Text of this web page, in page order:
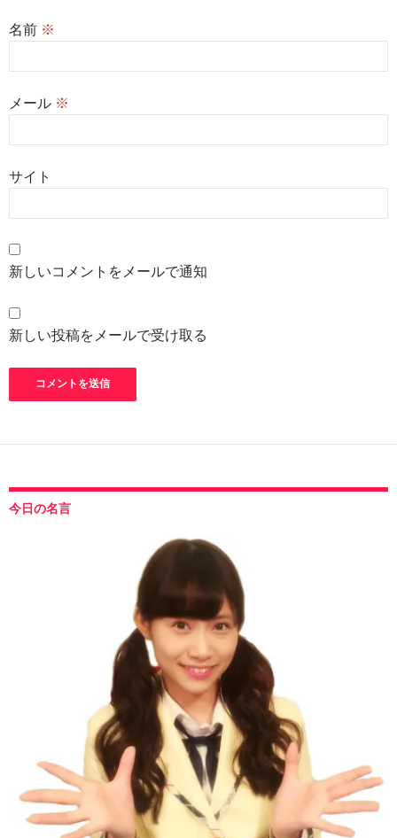
名前 ※
メール ※
サイト
新しいコメントをメールで通知
新しい投稿をメールで受け取る
今日の名言